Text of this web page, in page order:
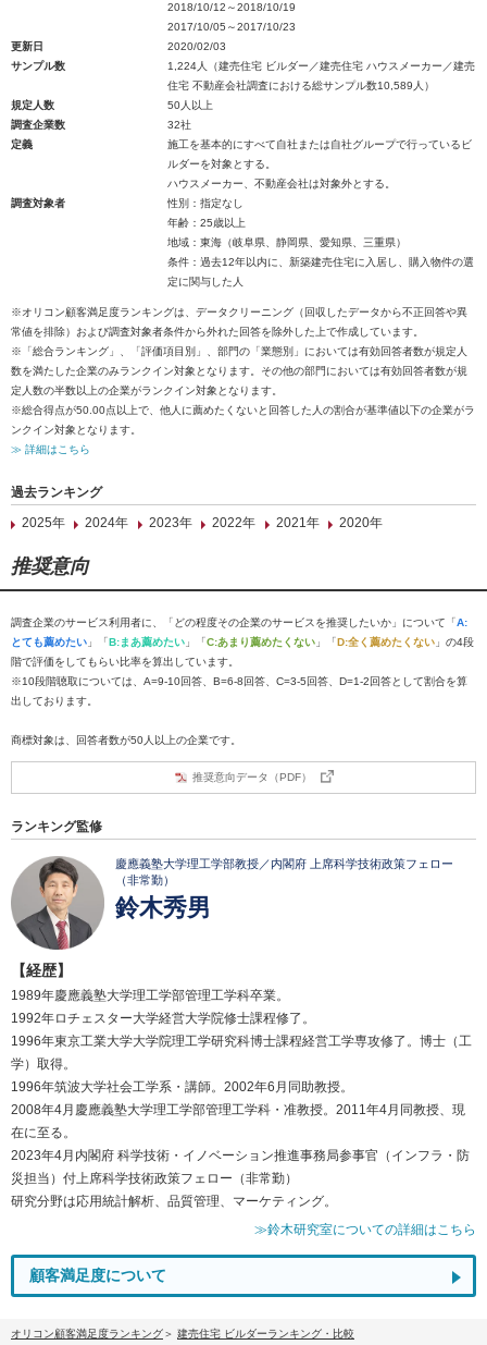
2018/10/12～2018/10/19
2017/10/05～2017/10/23
更新日
2020/02/03
サンプル数
1,224人（建売住宅 ビルダー／建売住宅 ハウスメーカー／建売
住宅 不動産会社調査における総サンプル数10,589人）
規定人数
50人以上
調査企業数
32社
定義
施工を基本的にすべて自社または自社グループで行っているビ
ルダーを対象とする。
ハウスメーカー、不動産会社は対象外とする。
調査対象者
性別：指定なし
年齢：25歳以上
地域：東海（岐阜県、静岡県、愛知県、三重県）
条件：過去12年以内に、新築建売住宅に入居し、購入物件の選
定に関与した人
※オリコン顧客満足度ランキングは、データクリーニング（回収したデータから不正回答や異
常値を排除）および調査対象者条件から外れた回答を除外した上で作成しています。
※「総合ランキング」、「評価項目別」、部門の「業態別」においては有効回答者数が規定人
数を満たした企業のみランクイン対象となります。その他の部門においては有効回答者数が規
定人数の半数以上の企業がランクイン対象となります。
※総合得点が50.00点以上で、他人に薦めたくないと回答した人の割合が基準値以下の企業がラ
ンクイン対象となります。
≫ 詳細はこちら
過去ランキング
2025年
2024年 2023年 2022年 2021年 2020年
推奨意向
調査企業のサービス利用者に、「どの程度その企業のサービスを推奨したいか」について「A:
とても薦めたい 」「B:まあ薦めたい 」「C:あまり薦めたくない 」「D:全く薦めたくない 」の4段
階で評価をしてもらい比率を算出しています。
※10段階聴取については、A=9-10回答、B=6-8回答、C=3-5回答、D=1-2回答として割合を算
出しております。
商標対象は、回答者数が50人以上の企業です。
推奨意向データ（PDF）
ランキング監修
慶應義塾大学理工学部教授／内閣府 上席科学技術政策フェロー
（非常勤）
鈴木秀男
【経歴】
1989年慶應義塾大学理工学部管理工学科卒業。
1992年ロチェスター大学経営大学院修士課程修了。
1996年東京工業大学大学院理工学研究科博士課程経営工学専攻修了。博士（工
学）取得。
1996年筑波大学社会工学系・講師。2002年6月同助教授。
2008年4月慶應義塾大学理工学部管理工学科・准教授。2011年4月同教授、現
在に至る。
2023年4月内閣府 科学技術・イノベーション推進事務局参事官（インフラ・防
災担当）付上席科学技術政策フェロー（非常勤）
研究分野は応用統計解析、品質管理、マーケティング。
≫鈴木研究室についての詳細はこちら
顧客満足度について
オリコン顧客満足度ランキング
建売住宅 ビルダーランキング・比較